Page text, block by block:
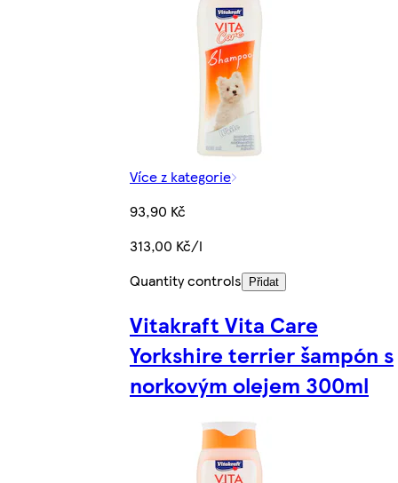
Více z kategorie
93,90 Kč
313,00 Kč/l
Quantity controls
Přidat
Vitakraft Vita Care
Yorkshire terrier šampón s
norkovým olejem 300ml